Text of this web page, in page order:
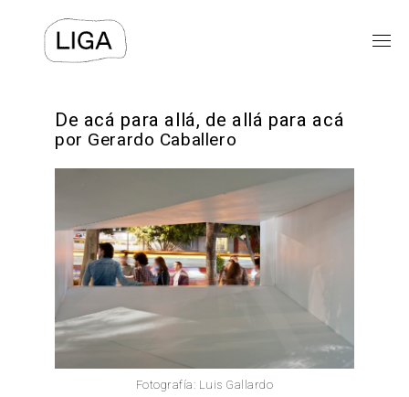
EXPOSICIONES
ACERCA DE
De acá para allá, de allá para acá
por Gerardo Caballero
Fotografía: Luis Gallardo